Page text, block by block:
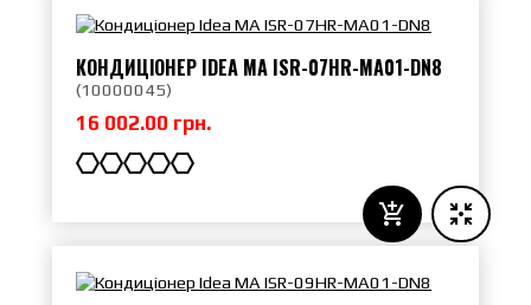
КОНДИЦІОНЕР IDEA MA ISR-07HR-MA01-DN8
(10000045)
16 002.00 грн.